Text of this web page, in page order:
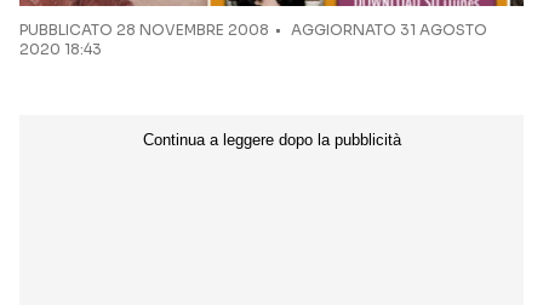
PUBBLICATO 28 NOVEMBRE 2008
AGGIORNATO 31 AGOSTO
2020 18:43